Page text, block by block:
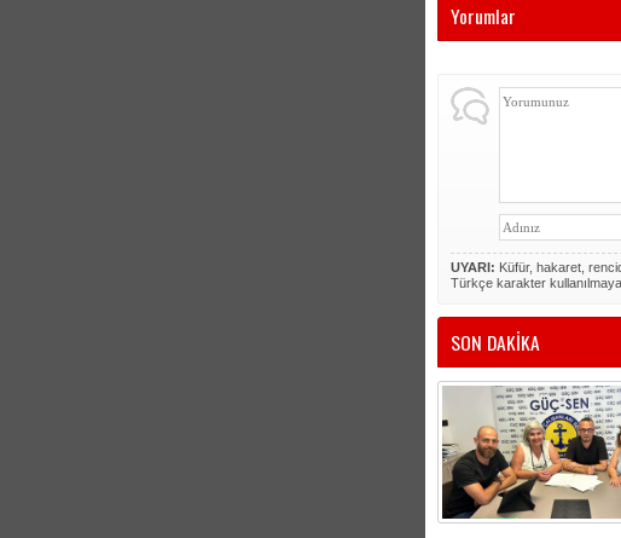
Yorumlar
UYARI: Küfür, hakaret,
Türkçe karakter
SON DAKİKA